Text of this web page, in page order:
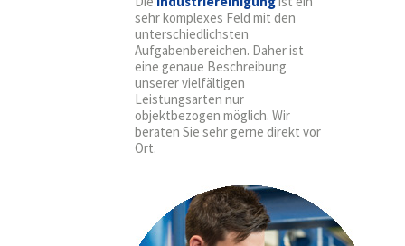
sehr komplexes Feld mit den
unterschiedlichsten
Aufgabenbereichen. Daher ist
eine genaue Beschreibung
unserer vielfältigen
Leistungsarten nur
objektbezogen möglich. Wir
beraten Sie sehr gerne direkt vor
Ort.